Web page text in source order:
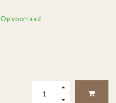
Op voorraad